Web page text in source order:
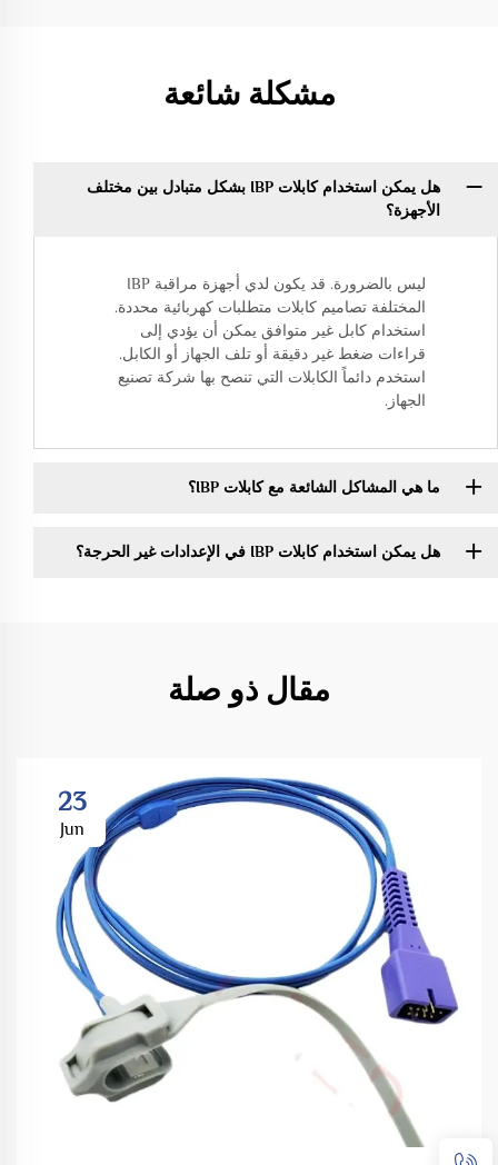
مشكلة شائعة
هل يمكن استخدام كابلات IBP بشكل متبادل بين مختلف
الأجهزة؟
ليس بالضرورة. قد يكون لدي أجهزة مراقبة IBP
المختلفة تصاميم كابلات متطلبات كهربائية محددة.
استخدام كابل غير متوافق يمكن أن يؤدي إلى
قراءات ضغط غير دقيقة أو تلف الجهاز أو الكابل.
استخدم دائماً الكابلات التي تنصح بها شركة تصنيع
الجهاز.
ما هي المشاكل الشائعة مع كابلات IBP؟
هل يمكن استخدام كابلات IBP في الإعدادات غير الحرجة؟
مقال ذو صلة
23
Jun